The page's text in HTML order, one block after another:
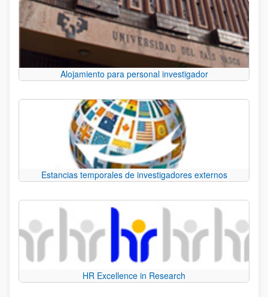
Alojamiento para personal investigador
Estancias temporales de investigadores externos
HR Excellence in Research